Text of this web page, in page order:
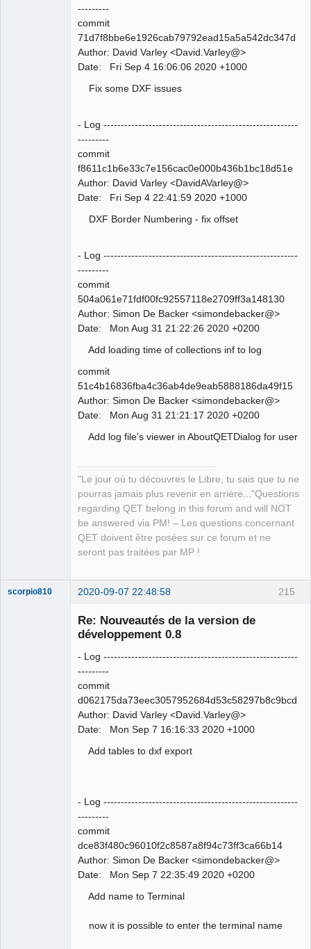
---------
commit
71d7f8bbe6e1926cab79792ead15a5a542dc347d
Author: David Varley <David.Varley@>
Date: Fri Sep 4 16:06:06 2020 +1000
Fix some DXF issues
- Log --------------------------------------------------------
---------
commit
f8611c1b6e33c7e156cac0e000b436b1bc18d51e
Author: David Varley <DavidAVarley@>
Date: Fri Sep 4 22:41:59 2020 +1000
DXF Border Numbering - fix offset
- Log --------------------------------------------------------
---------
commit
504a061e71fdf00fc92557118e2709ff3a148130
Author: Simon De Backer <simondebacker@>
Date: Mon Aug 31 21:22:26 2020 +0200
Add loading time of collections inf to log
commit
51c4b16836fba4c36ab4de9eab5888186da49f15
Author: Simon De Backer <simondebacker@>
Date: Mon Aug 31 21:21:17 2020 +0200
Add log file's viewer in AboutQETDialog for user
"Le jour où tu découvres le Libre, tu sais que tu ne
pourras jamais plus revenir en arrière..."Questions
regarding QET belong in this forum and will NOT
be answered via PM! – Les questions concernant
QET doivent être posées sur ce forum et ne
seront pas traitées par MP !
215
scorpio810 2020-09-07 22:48:58
Re: Nouveautés de la version de
développement 0.8
- Log --------------------------------------------------------
---------
commit
d062175da73eec3057952684d53c58297b8c9bcd
Author: David Varley <David.Varley@>
Date: Mon Sep 7 16:16:33 2020 +1000
Add tables to dxf export
- Log --------------------------------------------------------
---------
commit
dce83f480c96010f2c8587a8f94c73ff3ca66b14
Author: Simon De Backer <simondebacker@>
Date: Mon Sep 7 22:35:49 2020 +0200
Add name to Terminal
now it is possible to enter the terminal name